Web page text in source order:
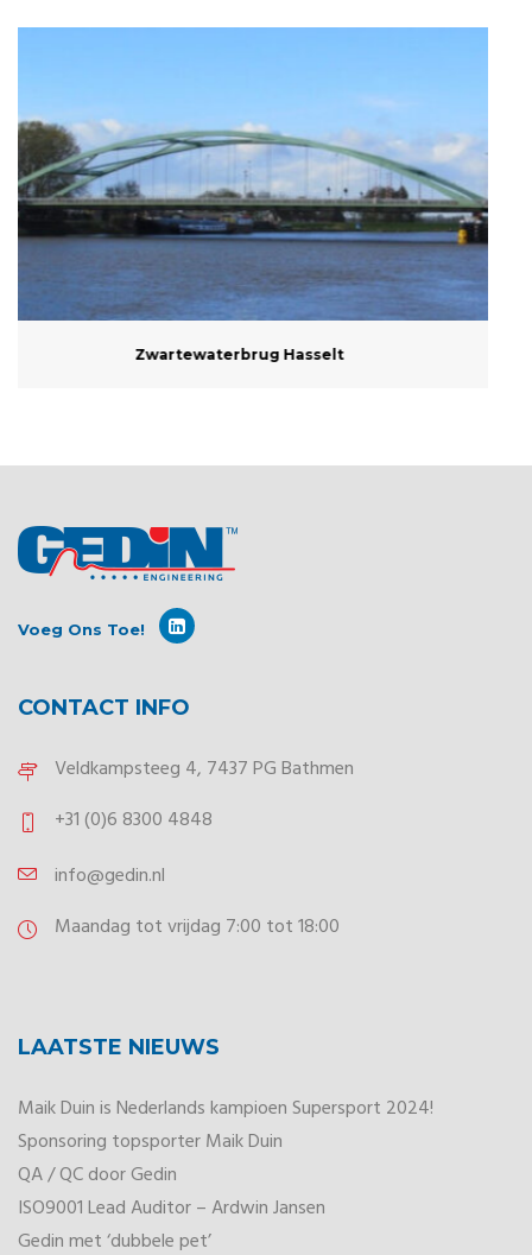
Opwaardering Twentekanalen
Voeg Ons Toe!
CONTACT INFO
Veldkampsteeg 4, 7437 PG Bathmen
+31 (0)6 8300 4848
info@gedin.nl
Maandag tot vrijdag 7:00 tot 18:00
LAATSTE NIEUWS
Maik Duin is Nederlands kampioen Supersport 2024!
Sponsoring topsporter Maik Duin
QA / QC door Gedin
ISO9001 Lead Auditor – Ardwin Jansen
Gedin met ‘dubbele pet’